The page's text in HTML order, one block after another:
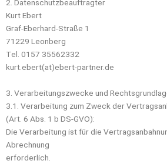
2. Datenschutzbeauftragter
Kurt Ebert
Graf-Eberhard-Straße 1
71229 Leonberg
Tel. 0157 35562332
kurt.ebert(at)ebert-partner.de
3. Verarbeitungszwecke und
3.1. Verarbeitung zum Zweck der
(Art. 6 Abs. 1 b DS-GVO):
Die Verarbeitung ist für die
Abrechnung
erforderlich.